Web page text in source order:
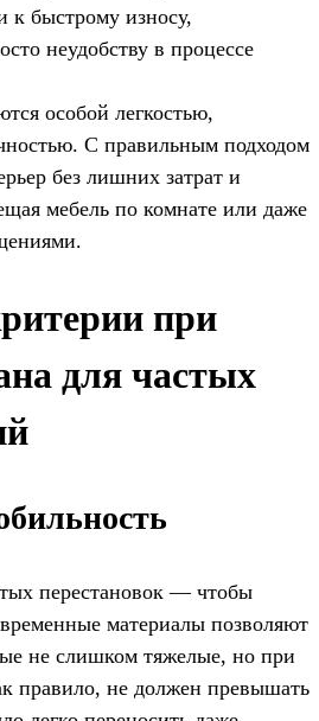
к быстрому износу,
неудобству в процессе
особой легкостью,
С правильным подходом
без лишних затрат и
мебель по комнате или даже
при
для частых
перестановок — чтобы
материалы позволяют
не слишком тяжелые, но при
правило, не должен превышать